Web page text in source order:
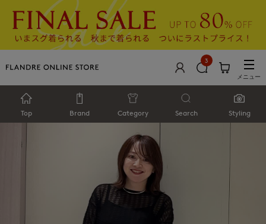
3
メニュー
Top Brand Category Search Styling